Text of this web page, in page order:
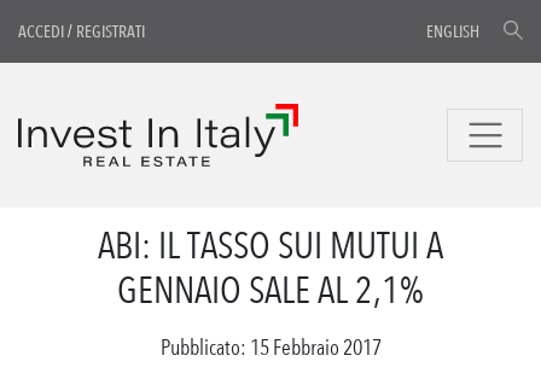
ACCEDI/ REGISTRATI ENGLISH
ABI: IL TASSO SUI MUTUI A
GENNAIO SALE AL 2,1%
Pubblicato: 15 Febbraio 2017